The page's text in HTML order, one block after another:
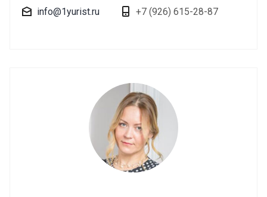
info@1yurist.ru +7 (926) 615-28-87